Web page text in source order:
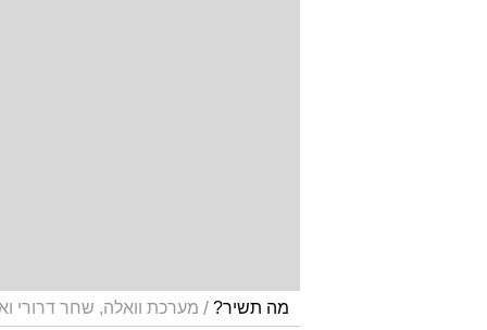
מה תשיר? / מערכת וואלה, שחר דרורי